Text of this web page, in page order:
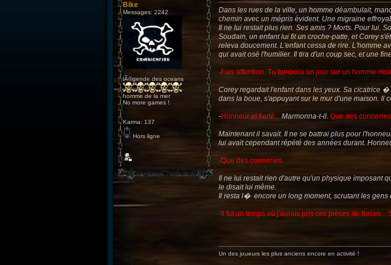
Bike
Messages: 2242
lÃ©gende des oceans
homme de la mer
No more games !
Karma: 137
Hors ligne
Dans les rues de la ville, un homme déambulait,
chemin avec un mépris évident. Une migraine
Il ne lui restait plus rien. Ses amis ? Morts. Pour lui.
Soudain, un enfant lui fit un croche-patte, et Corey
releva doucement. L'enfant cessa de rire. L'homme
qui avait osé l'humilier. Il tira d'un coup sec, et une
-Fais attention. Tu tombera un jour sur un homme
Corey regardait l'enfant dans les yeux. Sa cicatrice
dans la boue, s'appuyant sur le mur d'une maison. Il
-Honneur et fierté... Marmonna-t-il. Que des
Maintenant il savait. Il ne se battrai plus pour
lui avait cependant répété des années durant.
-Que des conneries.
Il ne lui restait rien d'autre qu'un physique imposant
le disait lui même.
Il resta l� encore un long moment, scrutant les
-Il fut un temps où j'aurais pris ces pièces de forces...
Un des joueurs les plus anciens encore en activité !